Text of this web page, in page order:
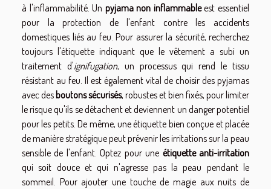
à l'inflammabilité. Un pyjama non inflammableest essentiel
pour la protection de l'enfant contre les accidents
domestiques liés au feu. Pour assurer la sécurité, recherchez
toujours l'étiquette indiquant que le vêtement a subi un
traitement d'ignifugation, un processus qui rend le tissu
résistant au feu. Il est également vital de choisir des pyjamas
avec desboutons sécurisés, robustes et bien fixés, pour limiter
le risque qu'ils se détachent et deviennent un danger potentiel
pour les petits. De même, une étiquette bien conçue et placée
de manière stratégique peut prévenir les irritations sur la peau
sensible de l'enfant. Optez pour une étiquette anti-irritation
qui soit douce et qui n'agresse pas la peau pendant le
sommeil. Pour ajouter une touche de magie aux nuits de